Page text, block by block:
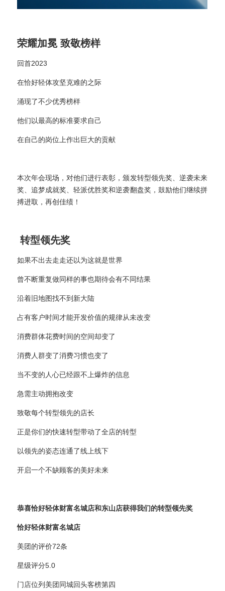
荣耀加冕 致敬榜样
回首2023
在恰好轻体攻坚克难的之际
涌现了不少优秀榜样
他们以最高的标准要求自己
在自己的岗位上作出巨大的贡献
本次年会现场，对他们进行表彰，颁发转型领先奖、逆袭未来
奖、追梦成就奖、轻派优胜奖和逆袭翻盘奖，鼓励他们继续拼
搏进取，再创佳绩！
转型领先奖
如果不出去走走还以为这就是世界
曾不断重复做同样的事也期待会有不同结果
沿着旧地图找不到新大陆
占有客户时间才能开发价值的规律从未改变
消费群体花费时间的空间却变了
消费人群变了消费习惯也变了
当不变的人心已经跟不上爆炸的信息
急需主动拥抱改变
致敬每个转型领先的店长
正是你们的快速转型带动了全店的转型
以领先的姿态连通了线上线下
开启一个不缺顾客的美好未来
恭喜恰好轻体财富名城店和东山店获得我们的转型领先奖
恰好轻体财富名城店
美团的评价72条
星级评分5.0
门店位列美团同城回头客榜第四